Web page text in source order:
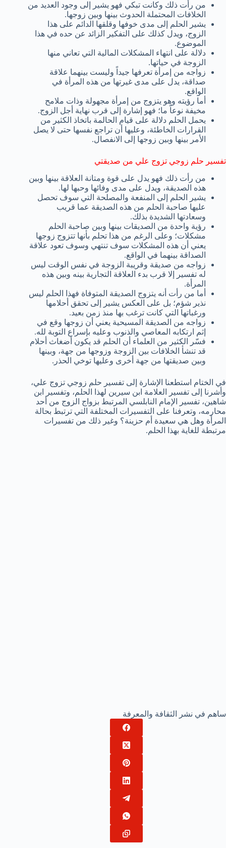
من رأت ذلك وكانت تبكي فهو يشير إلى وجود العديد من
الخلافات المحتملة الحدوث بينها وبين زوجها.
يشير الحلم إلى مدى خوفها وقلقها الدائم على هذا
الزوج، ويدل كذلك على التفكير الزائد عن حده في هذا
الموضوع.
دلالة على انتهاء المشكلات المالية التي تعاني منها
الزوجة في حياتها.
زواجه من إمرأة تعرفها جيداً وليست بينهما علاقة
صداقة، يدل على مدى غيرتها من هذه المرأة في
الواقع.
أما رؤيته وهو يتزوج من إمرأة مجهولة وذات ملامح
مخيفة نوعاً ما؛ فهو إشارة إلى قرب نهاية أجل الزوج.
يحمل الحلم دلالة على قيام الحالمة باتخاذ الكثير من
القرارات الخاطئة، وعليها أن تراجع نفسها حتى لا يصل
الأمر بينها وبين زوجها إلى الانفصال.
تفسير حلم زوجي تزوج علي من صديقتي
من رأت ذلك فهو يدل على قوة ومتانة العلاقة بينها وبين
هذه الصديقة، ويدل على مدى وفائها وحبها لها.
يشير الحلم إلى المنفعة والمصلحة التي سوف تحصل
عليها صاحبة الحلم من هذه الصديقة عما قريب
وسعادتها الشديدة بذلك.
رؤية واحدة من الصديقات بينها وبين صاحبة الحلم
مشكلات؛ وعلى الرغم من هذا تحلم بأنها تتزوج زوجها
يعني أن هذه المشكلات سوف تنتهي وسوف تعود علاقة
الصداقة بينهما في الواقع.
زواجه من صديقة وقريبة الزوجة في نفس الوقت ليس
له تفسير إلا قرب بدء العلاقة التجارية بينه وبين هذه
المرأة.
أما من رأت أنه يتزوج الصديقة المتوفاة فهذا الحلم ليس
نذير شؤم؛ بل على العكس يشير إلى تحقق أحلامها
ورغباتها التي كانت ترغب بها منذ زمن بعيد.
زواجه من الصديقة المسيحية يعني أن زوجها وقع في
إثم ارتكابه المعاصي والذنوب وعليه بإسراع التوبة لله.
فسّر الكثير من العلماء أن الحلم قد يكون أضغاث أحلام
قد تنشأ الخلافات بين الزوجة وزوجها من جهة، وبينها
وبين صديقتها من جهة أخرى وعليها توخي الحذر.
في الختام استطعنا الإشارة إلى تفسير حلم زوجي تزوج علي،
وأشرنا إلى تفسير العلامة ابن سيرين لهذا الحلم، وتفسير ابن
شاهين، تفسير الإمام النابلسي المرتبط بزواج الزوج من أحد
محارمه، وتعرفنا على التفسيرات المختلفة التي ترتبط بحالة
المرأة وهل هي سعيدة أم حزينة؟ وغير ذلك من تفسيرات
مرتبطة للغاية بهذا الحلم.
ساهم في نشر الثقافة والمعرفة